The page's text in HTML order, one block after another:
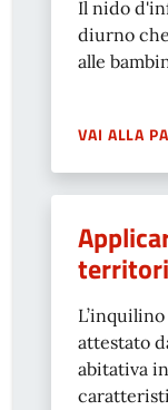
Il nido
diurno
alle
VAI ALLA
attestato
abitativa